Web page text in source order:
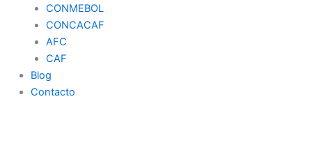
CONMEBOL
CONCACAF
AFC
CAF
Blog
Contacto